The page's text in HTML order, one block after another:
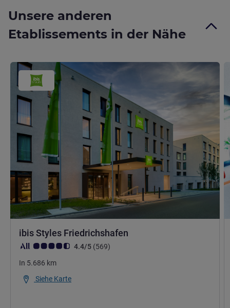
Unsere anderen
Etablissements in der Nähe
ibis Styles Friedrichshafen
Note Kundenmeinungen (Bewertung ALL)
4.4/5 (569Bewertungen
)
In 5.686 km
Siehe Karte